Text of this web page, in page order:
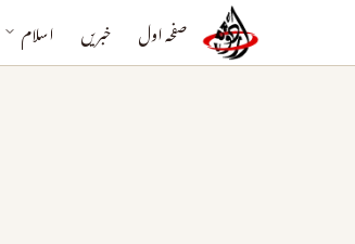
صفحہ اول خبریں اسلام